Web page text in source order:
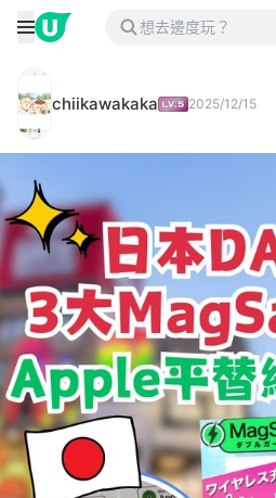
chiikawakaka 2025/12/15